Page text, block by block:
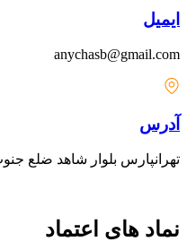
ایمیل
anychasb@gmail.com
آدرس
تهرانپارس بلوار شاهد ضلع
نماد های اعتماد